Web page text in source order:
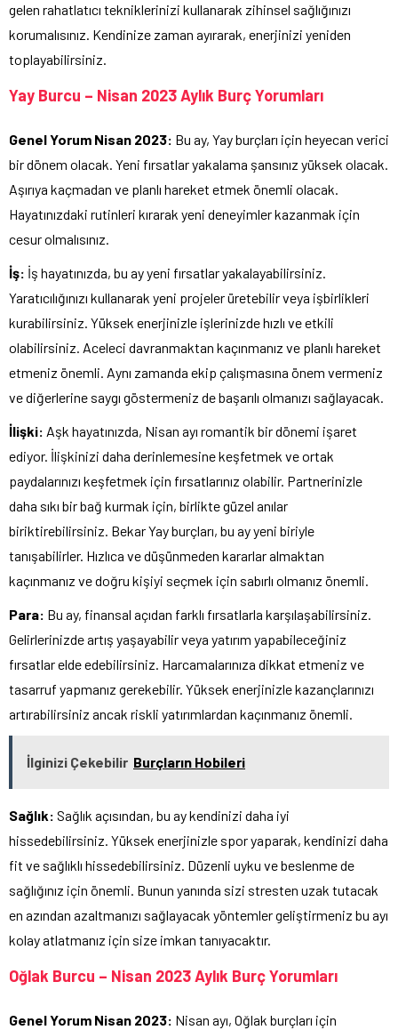
gelen rahatlatıcı tekniklerinizi kullanarak zihinsel sağlığınızı
korumalısınız. Kendinize zaman ayırarak, enerjinizi yeniden
toplayabilirsiniz.
Yay Burcu – Nisan 2023 Aylık Burç Yorumları
Genel Yorum Nisan 2023: Bu ay, Yay burçları için heyecan verici
bir dönem olacak. Yeni fırsatlar yakalama şansınız yüksek olacak.
Aşırıya kaçmadan ve planlı hareket etmek önemli olacak.
Hayatınızdaki rutinleri kırarak yeni deneyimler kazanmak için
cesur olmalısınız.
İş: İş hayatınızda, bu ay yeni fırsatlar yakalayabilirsiniz.
Yaratıcılığınızı kullanarak yeni projeler üretebilir veya işbirlikleri
kurabilirsiniz. Yüksek enerjinizle işlerinizde hızlı ve etkili
olabilirsiniz. Aceleci davranmaktan kaçınmanız ve planlı hareket
etmeniz önemli. Aynı zamanda ekip çalışmasına önem vermeniz
ve diğerlerine saygı göstermeniz de başarılı olmanızı sağlayacak.
İlişki: Aşk hayatınızda, Nisan ayı romantik bir dönemi işaret
ediyor. İlişkinizi daha derinlemesine keşfetmek ve ortak
paydalarınızı keşfetmek için fırsatlarınız olabilir. Partnerinizle
daha sıkı bir bağ kurmak için, birlikte güzel anılar
biriktirebilirsiniz. Bekar Yay burçları, bu ay yeni biriyle
tanışabilirler. Hızlıca ve düşünmeden kararlar almaktan
kaçınmanız ve doğru kişiyi seçmek için sabırlı olmanız önemli.
Para: Bu ay, finansal açıdan farklı fırsatlarla karşılaşabilirsiniz.
Gelirlerinizde artış yaşayabilir veya yatırım yapabileceğiniz
fırsatlar elde edebilirsiniz. Harcamalarınıza dikkat etmeniz ve
tasarruf yapmanız gerekebilir. Yüksek enerjinizle kazançlarınızı
artırabilirsiniz ancak riskli yatırımlardan kaçınmanız önemli.
İlginizi Çekebilir Burçların Hobileri
Sağlık: Sağlık açısından, bu ay kendinizi daha iyi
hissedebilirsiniz. Yüksek enerjinizle spor yaparak, kendinizi daha
fit ve sağlıklı hissedebilirsiniz. Düzenli uyku ve beslenme de
sağlığınız için önemli. Bunun yanında sizi stresten uzak tutacak
en azından azaltmanızı sağlayacak yöntemler geliştirmeniz bu ayı
kolay atlatmanız için size imkan tanıyacaktır.
Oğlak Burcu – Nisan 2023 Aylık Burç Yorumları
Genel Yorum Nisan 2023: Nisan ayı, Oğlak burçları için